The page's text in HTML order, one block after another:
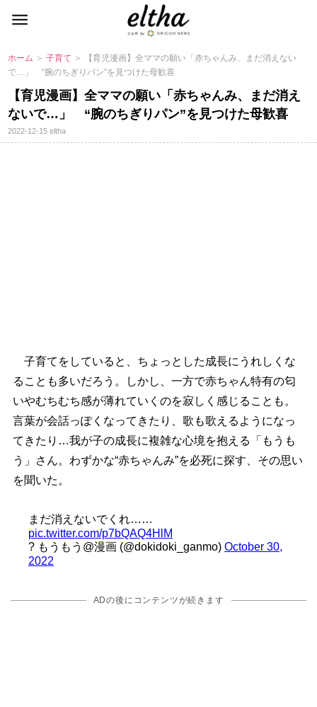
ホーム ＞子育て ＞ 【育児漫画】全ママの願い「赤ちゃんみ、まだ消えない
で…」 “腕のちぎりパン”を見つけた母歓喜
【育児漫画】全ママの願い「赤ちゃんみ、まだ消え
ないで…」 “腕のちぎりパン”を見つけた母歓喜
2022-12-15eltha
子育てをしていると、ちょっとした成長にうれしくな
ることも多いだろう。しかし、一方で赤ちゃん特有の匂
いやむちむち感が薄れていくのを寂しく感じることも。
言葉が会話っぽくなってきたり、歌も歌えるようになっ
てきたり…我が子の成長に複雑な心境を抱える「もうも
う」さん。わずかな“赤ちゃんみ”を必死に探す、その思い
を聞いた。
まだ消えないでくれ……
pic.twitter.com/p7bQAQ4HlM
? もうもう@漫画 (@dokidoki_ganmo) October 30,
2022
ADの後にコンテンツが続きます